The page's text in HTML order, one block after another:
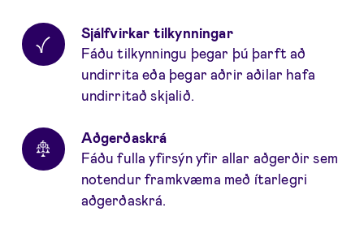
Sjálfvirkar tilkynningar
Fáðu tilkynningu þegar þú þarft að
undirrita eða þegar aðrir aðilar hafa
undirritað skjalið.
Aðgerðaskrá
Fáðu fulla yfirsýn yfir allar aðgerðir sem
notendur framkvæma með ítarlegri
aðgerðaskrá.